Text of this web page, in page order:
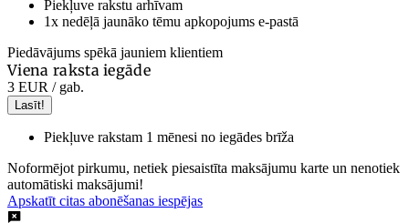
Piekļuve rakstu arhīvam
1x nedēļā jaunāko tēmu apkopojums e-pastā
Piedāvājums spēkā jauniem klientiem
Viena raksta iegāde
3 EUR / gab.
Lasīt!
Piekļuve rakstam 1 mēnesi no iegādes brīža
Noformējot pirkumu, netiek piesaistīta maksājumu karte un nenotiek
automātiski maksājumi!
Apskatīt citas abonēšanas iespējas